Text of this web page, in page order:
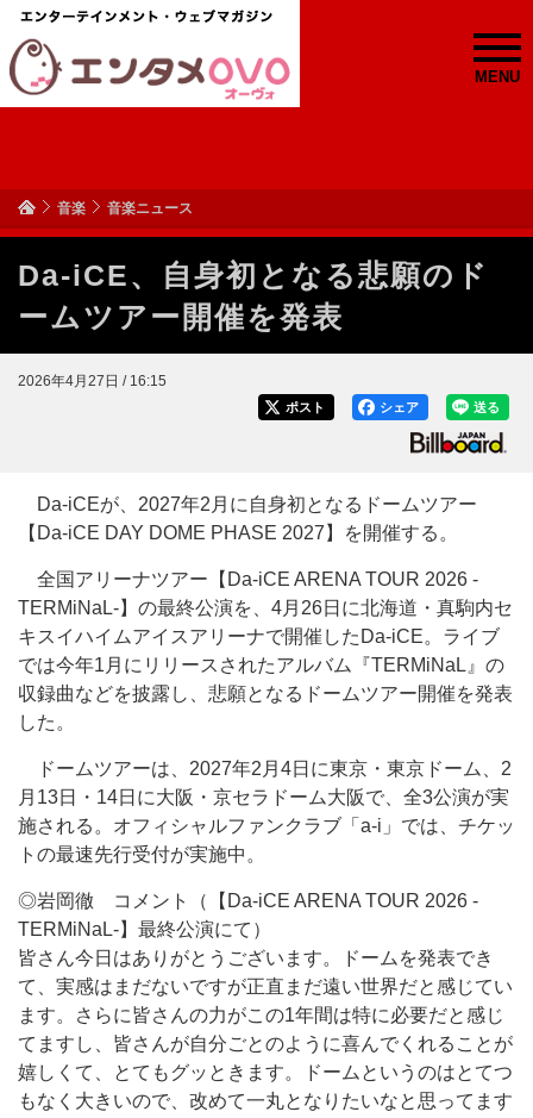
MENU
音楽 音楽ニュース
Da-iCE、自身初となる悲願のド
ームツアー開催を発表
2026年4月27日 / 16:15
送る
シェア
ポスト
Da-iCEが、2027年2月に自身初となるドームツアー
【Da-iCE DAY DOME PHASE 2027】を開催する。
全国アリーナツアー【Da-iCE ARENA TOUR 2026 -
TERMiNaL-】の最終公演を、4月26日に北海道・真駒内セ
キスイハイムアイスアリーナで開催したDa-iCE。ライブ
では今年1月にリリースされたアルバム『TERMiNaL』の
収録曲などを披露し、悲願となるドームツアー開催を発表
した。
ドームツアーは、2027年2月4日に東京・東京ドーム、2
月13日・14日に大阪・京セラドーム大阪で、全3公演が実
施される。オフィシャルファンクラブ「a-i」では、チケッ
トの最速先行受付が実施中。
◎岩岡徹 コメント（【Da-iCE ARENA TOUR 2026 -
TERMiNaL-】最終公演にて）
皆さん今日はありがとうございます。ドームを発表でき
て、実感はまだないですが正直まだ遠い世界だと感じてい
ます。さらに皆さんの力がこの1年間は特に必要だと感じ
てますし、皆さんが自分ごとのように喜んでくれることが
嬉しくて、とてもグッときます。ドームというのはとてつ
もなく大きいので、改めて一丸となりたいなと思ってます